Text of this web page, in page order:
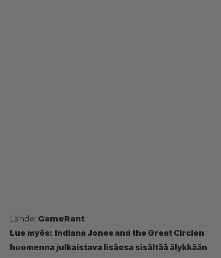
Lähde: GameRant
Lue myös: Indiana Jones and the Great Circlen
huomenna julkaistava lisäosa sisältää älykkään